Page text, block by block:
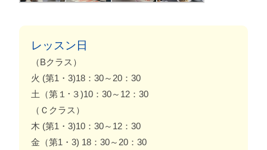
レッスン日
（Bクラス）
火 (第1・3)18：30～20：30
土（第１･３)10：30～12：30
（Ｃクラス）
木 (第1・3)10：30～12：30
金（第1・3) 18：30～20：30